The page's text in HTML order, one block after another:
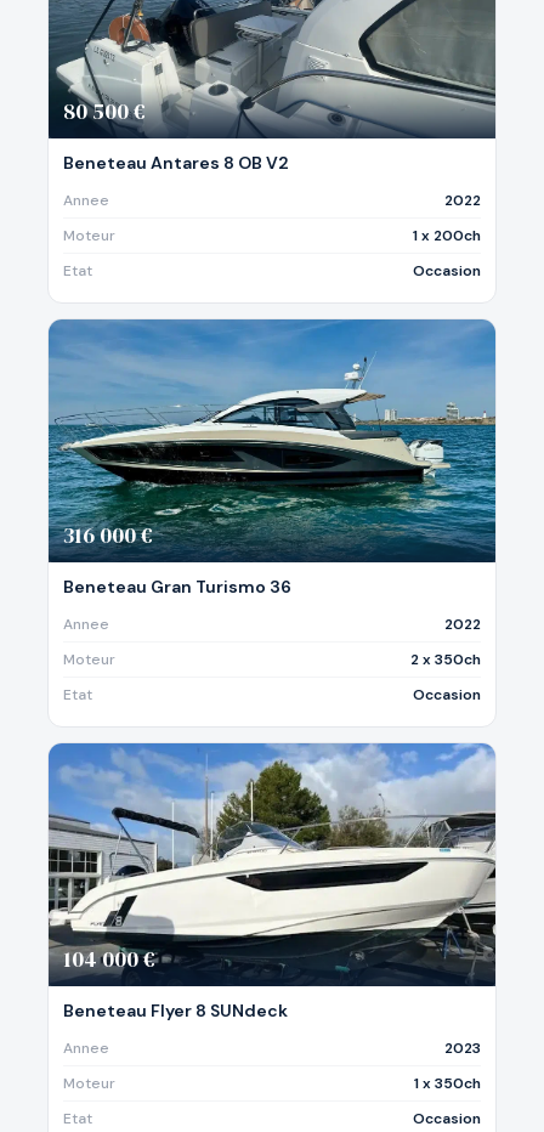
80 500 €
Beneteau Antares 8 OB V2
Annee
2022
Moteur
1 x 200ch
Etat
Occasion
316 000 €
Beneteau Gran Turismo 36
Annee
2022
Moteur
2 x 350ch
Etat
Occasion
104 000 €
Beneteau Flyer 8 SUNdeck
Annee
2023
Moteur
1 x 350ch
Etat
Occasion